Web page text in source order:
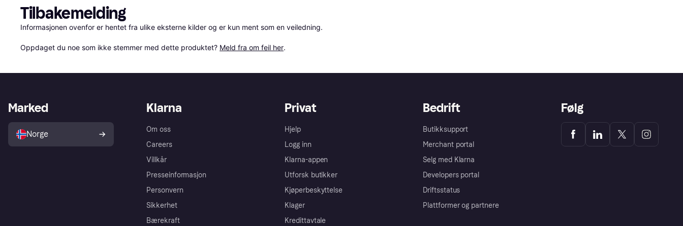
Tilbakemelding
Informasjonen ovenfor er hentet fra ulike eksterne kilder og er kun ment som en veiledning.
Oppdaget du noe som ikke stemmer med dette produktet? Meld fra om feil her.
Klarna
Om oss
Careers
Villkår
Presseinformasjon
Personvern
Sikkerhet
Bærekraft
Privat
Hjelp
Logg inn
Klarna-appen
Utforsk butikker
Kjøperbeskyttelse
Klager
Kredittavtale
Bedrift
Butikksupport
Merchant portal
Selg med Klarna
Developers portal
Driftsstatus
Plattformer og partnere
Marked
Norge
Følg